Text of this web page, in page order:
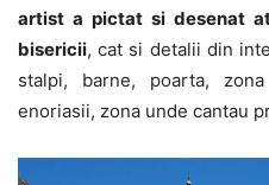
artist a pictat si desenat
bisericii, cat si detalii din
stalpi, barne, poarta,
enoriasii, zona unde cantau